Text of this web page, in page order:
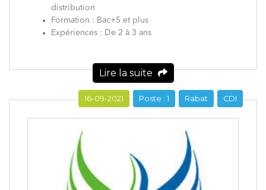
distribution
Formation : Bac+5 et plus
Expériences : De 2 à 3 ans
Lire la suite
CDI
Rabat
Poste : 1
16-09-2021